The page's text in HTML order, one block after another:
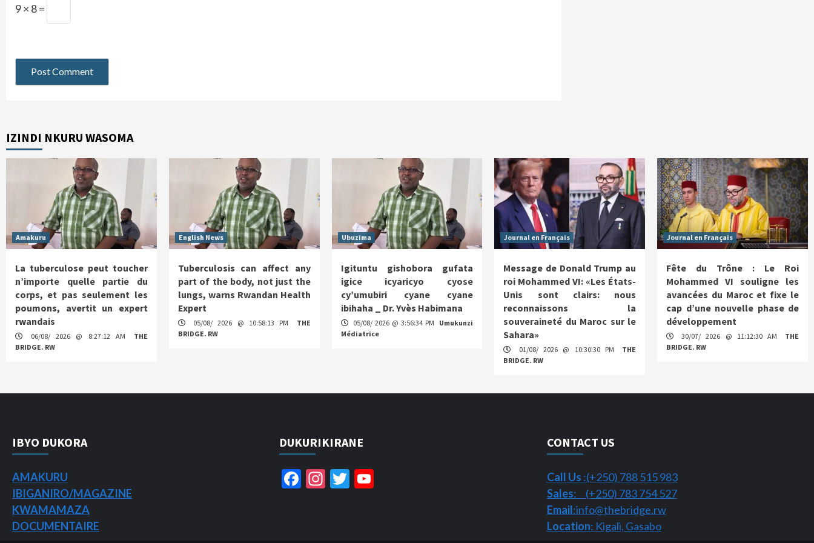
9 × 8 =
IZINDI NKURU WASOMA
Amakuru
La tuberculose peut toucher
n’importe quelle partie du
corps, et pas seulement les
poumons, avertit un expert
rwandais
06/08/ 2026 @ 8:27:12 AM
THE
BRIDGE. RW
English News
Tuberculosis can affect any
part of the body, not just the
lungs, warns Rwandan Health
Expert
05/08/ 2026 @ 10:58:13 PM
THE
BRIDGE. RW
Ubuzima
Igituntu gishobora gufata
igice icyaricyo cyose
cy’umubiri cyane cyane
ibihaha _ Dr. Yvès Habimana
05/08/ 2026 @ 3:56:34 PM
Umukunzi
Médiatrice
Journal en Français
Message de Donald Trump au
roi Mohammed VI: «Les États-
Unis sont clairs: nous
reconnaissons la
souveraineté du Maroc sur le
Sahara»
01/08/ 2026 @ 10:30:30 PM
THE
BRIDGE. RW
Journal en Français
Fête du Trône : Le Roi
Mohammed VI souligne les
avancées du Maroc et fixe le
cap d’une nouvelle phase de
développement
30/07/ 2026 @ 11:12:30 AM
THE
BRIDGE. RW
IBYO DUKORA
AMAKURU
IBIGANIRO/MAGAZINE
KWAMAMAZA
DOCUMENTAIRE
DUKURIKIRANE
Facebook
Instagram
Twitter
CONTACT US
Call Us :(+250) 788 515 983
Sales: (+250) 783 754 527
Email:info@thebridge.rw
Location: Kigali, Gasabo